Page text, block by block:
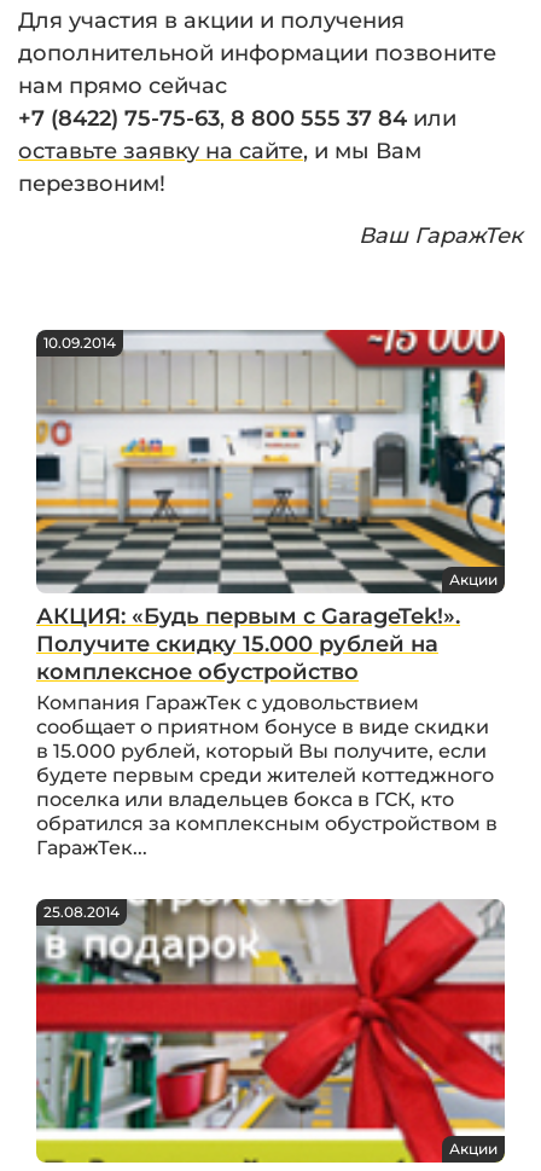
Для участия в акции и получения
дополнительной информации позвоните
нам прямо сейчас
+7 (8422) 75-75-63, 8 800 555 37 84 или
оставьте заявку на сайте, и мы Вам
перезвоним!
Ваш ГаражТек
10.09.2014
Акции
АКЦИЯ: «Будь первым с GarageTek!».
Получите скидку 15.000 рублей на
комплексное обустройство
Компания ГаражТек с удовольствием
сообщает о приятном бонусе в виде скидки
в 15.000 рублей, который Вы получите, если
будете первым среди жителей коттеджного
поселка или владельцев бокса в ГСК, кто
обратился за комплексным обустройством в
ГаражТек...
25.08.2014
Акции